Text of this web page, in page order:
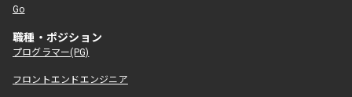
Go
職種・ポジション
プログラマー(PG)
フロントエンドエンジニア